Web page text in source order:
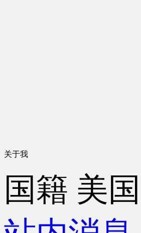
关于我
国籍 美国